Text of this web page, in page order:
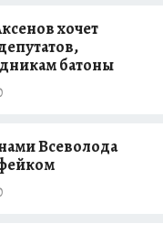
хочет
батоны
Всеволода